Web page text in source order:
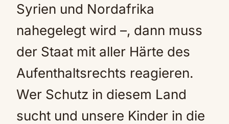
Syrien und Nordafrika
nahegelegt wird –, dann muss
der Staat mit aller Härte des
Aufenthaltsrechts reagieren.
Wer Schutz in diesem Land
sucht und unsere Kinder in die